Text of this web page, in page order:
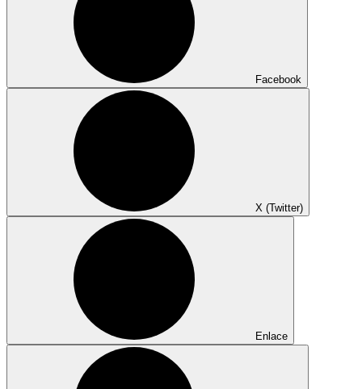
Facebook
X (Twitter)
Enlace